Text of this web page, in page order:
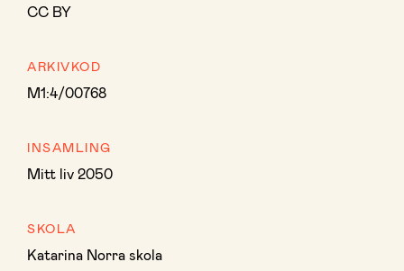
CC BY
ARKIVKOD
M1:4/00768
INSAMLING
Mitt liv 2050
SKOLA
Katarina Norra skola